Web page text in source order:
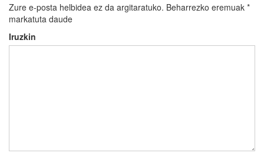
Zure e-posta helbidea ez da argitaratuko. Beharrezko eremuak *
markatuta daude
Iruzkin